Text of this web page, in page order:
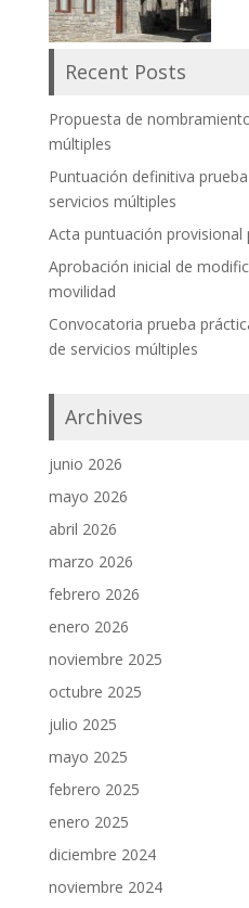
Recent Posts
Propuesta de
múltiples
Puntuación definitiva
servicios múltiples
Acta puntuación provisional
Aprobación inicial de
movilidad
Convocatoria prueba
de servicios múltiples
Archives
junio 2026
mayo 2026
abril 2026
marzo 2026
febrero 2026
enero 2026
noviembre 2025
octubre 2025
julio 2025
mayo 2025
febrero 2025
enero 2025
diciembre 2024
noviembre 2024